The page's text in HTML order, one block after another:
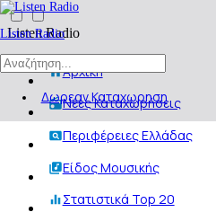
Listen Radio
Δωρεαν Καταχωρηση
Listen Radio
Αρχική
Νέες Καταχωρήσεις
Περιφέρειες Ελλάδας
Είδος Μουσικής
Στατιστικά Top 20